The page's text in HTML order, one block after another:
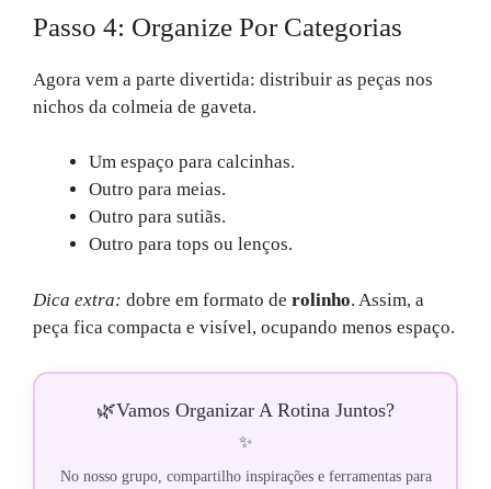
Passo 4: Organize Por Categorias
Agora vem a parte divertida: distribuir as peças nos
nichos da colmeia de gaveta.
Um espaço para calcinhas.
Outro para meias.
Outro para sutiãs.
Outro para tops ou lenços.
Dica extra: dobre em formato de rolinho. Assim, a
peça fica compacta e visível, ocupando menos espaço.
🌿Vamos Organizar A Rotina Juntos?
✨
No nosso grupo, compartilho inspirações e ferramentas para